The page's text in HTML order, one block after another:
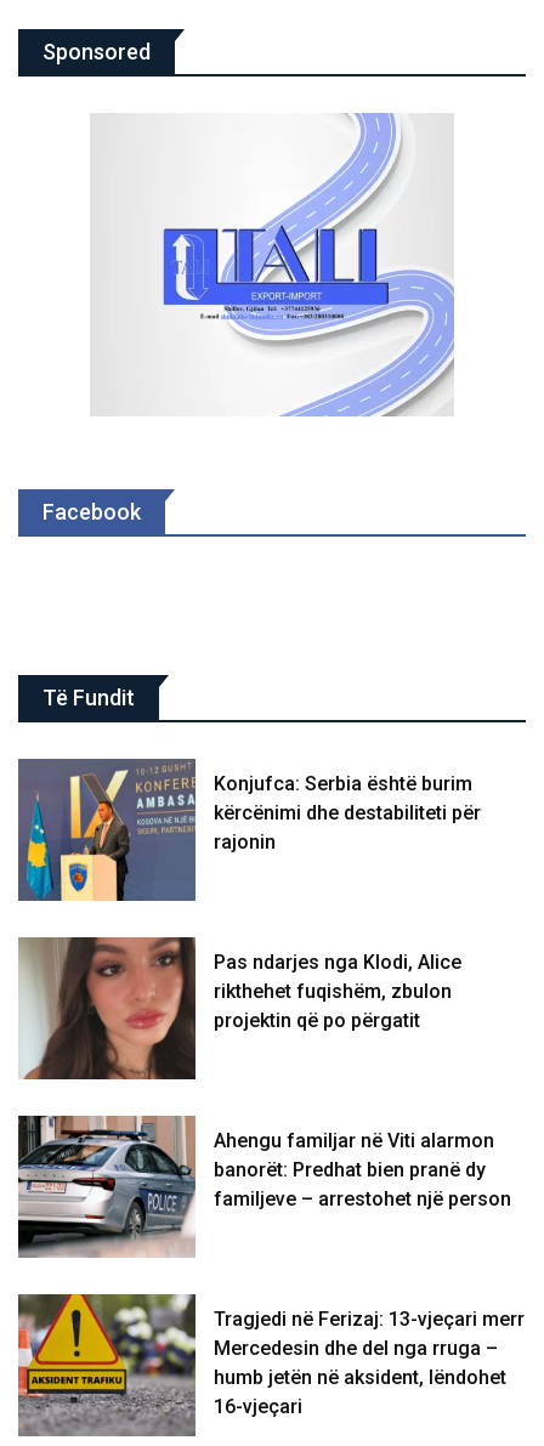
Sponsored
Facebook
Të Fundit
Konjufca: Serbia është burim
kërcënimi dhe destabiliteti për
rajonin
Pas ndarjes nga Klodi, Alice
rikthehet fuqishëm, zbulon
projektin që po përgatit
Ahengu familjar në Viti alarmon
banorët: Predhat bien pranë dy
familjeve – arrestohet një person
Tragjedi në Ferizaj: 13-vjeçari merr
Mercedesin dhe del nga rruga –
humb jetën në aksident, lëndohet
16-vjeçari